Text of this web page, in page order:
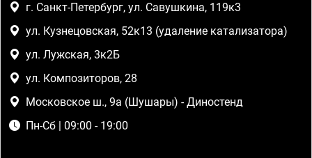
г. Санкт-Петербург, ул. Савушкина, 119к3
ул. Кузнецовская, 52к13 (удаление катализатора)
ул. Лужская, 3к2Б
ул. Композиторов, 28
Московское ш., 9а (Шушары) - Диностенд
Пн-Сб | 09:00 - 19:00